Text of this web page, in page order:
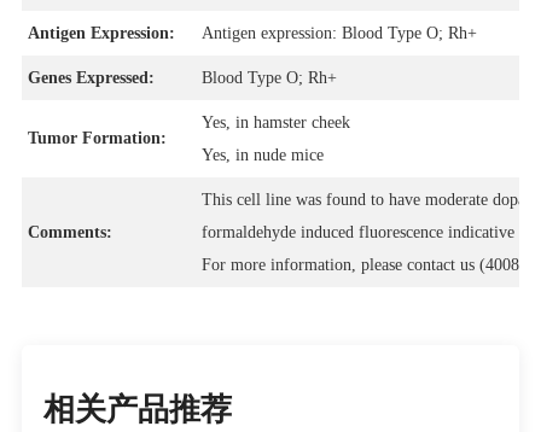
Antigen Expression: Antigen expression: Blood Type O; Rh+
Genes Expressed: Blood Type O; Rh+
Tumor Formation:
Yes, in hamster cheek
Yes, in nude mice
Comments:
This cell line was found to have moderate
formaldehyde induced fluorescence indicative of
For more information, please contact us (4008-
相关产品推荐